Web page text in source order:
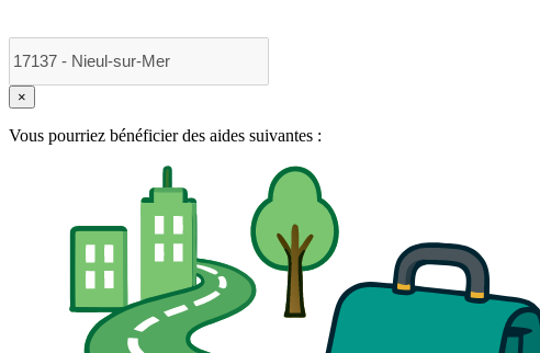
×
Vous pourriez bénéficier des aides suivantes :